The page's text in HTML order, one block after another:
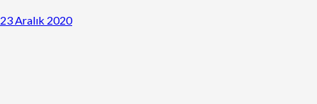
23 Aralık 2020